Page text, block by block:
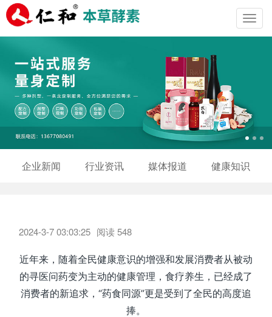
企业新闻 行业资讯 媒体报道 健康知识
2024-3-7 03:03:25 阅读548
近年来，随着全民健康意识的增强和发展消费者从被动
的寻医问药变为主动的健康管理，食疗养生，已经成了
消费者的新追求，“药食同源”更是受到了全民的高度追
捧。